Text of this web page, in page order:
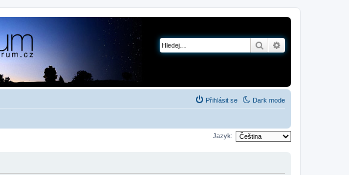
Hledat
Dark mode
Přihlásit se
Jazyk: